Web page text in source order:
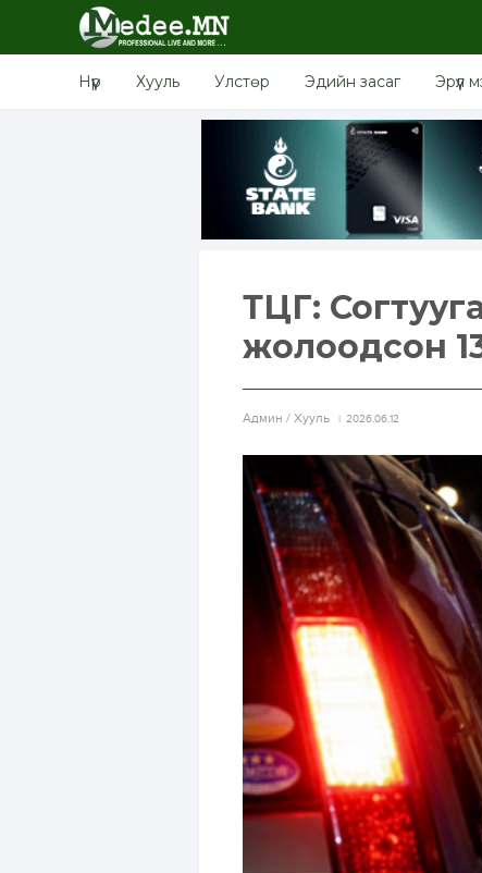
Нүүр Хууль Улстөр Эдийн засаг Эрүүл
ТЦГ:
жолоодсон 13
Aдмин / Хууль 2026.06.12